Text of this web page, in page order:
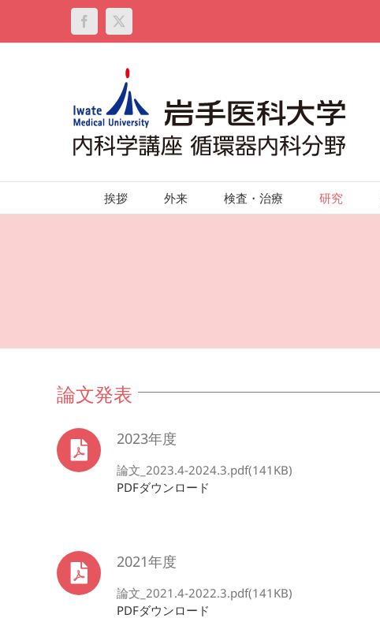
content
Facebook
X
挨拶 外来 検査・治療 研究
論文発表
2023年度
論文_2023.4-2024.3.pdf(141KB)
PDFダウンロード
2021年度
論文_2021.4-2022.3.pdf(141KB)
PDFダウンロード